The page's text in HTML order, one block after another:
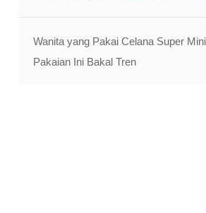
Wanita yang Pakai Celana Super
Pakaian Ini Bakal Tren